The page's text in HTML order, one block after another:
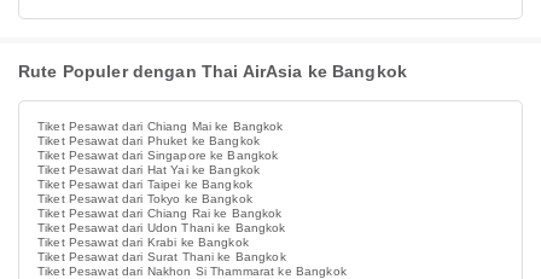
Rute Populer dengan Thai AirAsia ke Bangkok
Tiket Pesawat dari Chiang Mai ke Bangkok
Tiket Pesawat dari Phuket ke Bangkok
Tiket Pesawat dari Singapore ke Bangkok
Tiket Pesawat dari Hat Yai ke Bangkok
Tiket Pesawat dari Taipei ke Bangkok
Tiket Pesawat dari Tokyo ke Bangkok
Tiket Pesawat dari Chiang Rai ke Bangkok
Tiket Pesawat dari Udon Thani ke Bangkok
Tiket Pesawat dari Krabi ke Bangkok
Tiket Pesawat dari Surat Thani ke Bangkok
Tiket Pesawat dari Nakhon Si Thammarat ke Bangkok